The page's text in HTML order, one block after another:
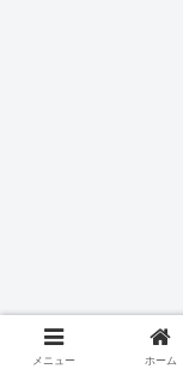
メニュー ホーム